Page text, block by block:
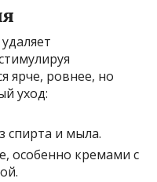
ярче, ровнее, но
уход:
спирта и мыла.
особенно кремами с